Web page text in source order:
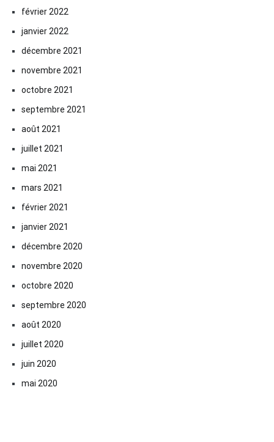
février 2022
janvier 2022
décembre 2021
novembre 2021
octobre 2021
septembre 2021
août 2021
juillet 2021
mai 2021
mars 2021
février 2021
janvier 2021
décembre 2020
novembre 2020
octobre 2020
septembre 2020
août 2020
juillet 2020
juin 2020
mai 2020